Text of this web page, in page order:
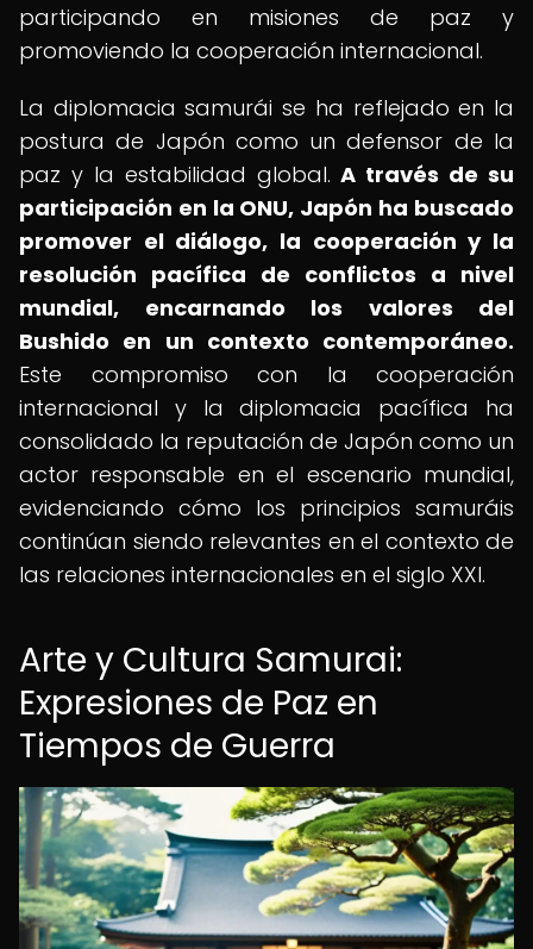
participando en misiones de paz y
promoviendo la cooperación internacional.
La diplomacia samurái se ha reflejado en la
postura de Japón como un defensor de la
paz y la estabilidad global.A través de su
participación en la ONU, Japón ha buscado
promover el diálogo, la cooperación y la
resolución pacífica de conflictos a nivel
mundial, encarnando los valores del
Bushido en un contexto contemporáneo.
Este compromiso con la cooperación
internacional y la diplomacia pacífica ha
consolidado la reputación de Japón como un
actor responsable en el escenario mundial,
evidenciando cómo los principios samuráis
continúan siendo relevantes en el contexto de
las relaciones internacionales en el siglo XXI.
Arte y Cultura Samurai:
Expresiones de Paz en
Tiempos de Guerra